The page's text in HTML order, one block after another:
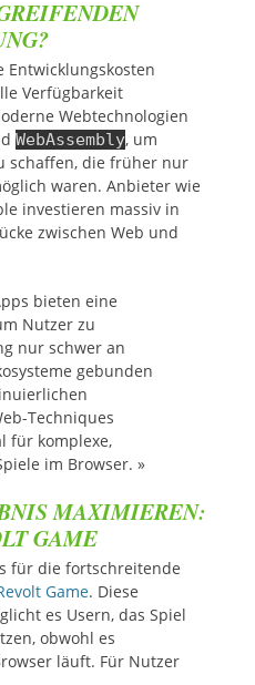
Entwicklungskosten
Verfügbarkeit
Webtechnologien
WebAssembly, um
schaffen, die früher nur
waren. Anbieter wie
investieren massiv in
zwischen Web und
bieten eine
Nutzer zu
nur schwer an
gebunden
Techniques
für komplexe,
im Browser. »
MAXIMIEREN:
GAME
für die fortschreitende
Game. Diese
es Usern, das Spiel
obwohl es
läuft. Für Nutzer